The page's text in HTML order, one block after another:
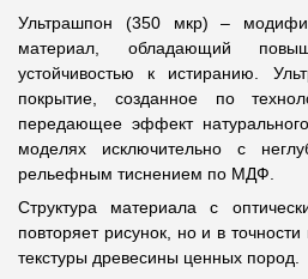
Ультрашпон (350 мкр) –
материал, обладающий
устойчивостью к истиранию.
покрытие, созданное по
передающее эффект
моделях исключительно с
рельефным тиснением по МДФ.
Структура материала с
повторяет рисунок, но и в
текстуры древесины ценных пород.